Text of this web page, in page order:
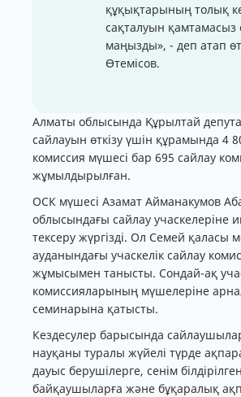
құқықтарының толық
сақталуын қамтамасыз
маңызды», - деп атап
Өтемісов.
Алматы облысында Құрылтай
сайлауын өткізу үшін құрамында 4
комиссия мүшесі бар 695 сайлау
жұмылдырылған.
ОСК мүшесі Азамат Айманакумов
облысындағы сайлау учаскелеріне
тексеру жүргізді. Ол Семей қаласы
ауданындағы учаскелік сайлау
жұмысымен танысты. Сондай-ақ
комиссияларының мүшелеріне
семинарына қатысты.
Кездесулер барысында
науқаны туралы жүйелі түрде
дауыс берушілерге, сенім
байқаушыларға және бұқаралық